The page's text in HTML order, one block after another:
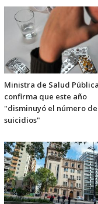
Ministra de Salud Pública
confirma que este año
"disminuyó el número de
suicidios"